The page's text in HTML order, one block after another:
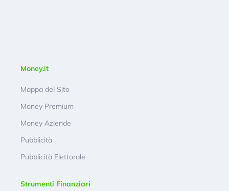
Money.it
Mappa del Sito
Money Premium
Money Aziende
Pubblicità
Pubblicità Elettorale
Strumenti Finanziari